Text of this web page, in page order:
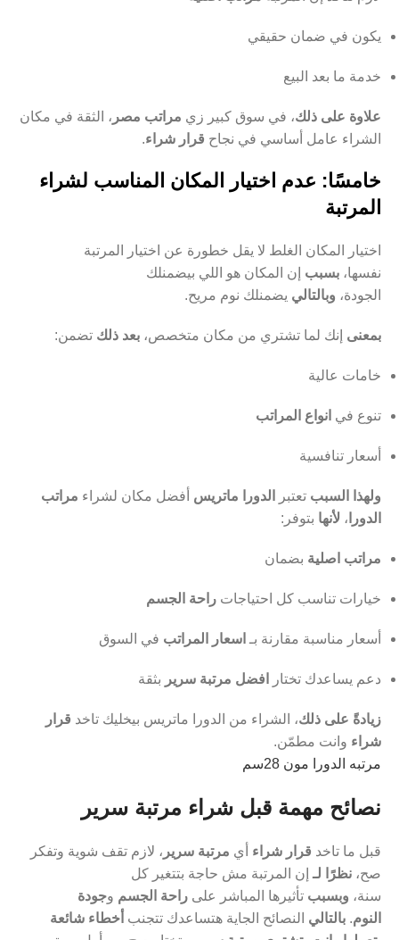
يكون في ضمان حقيقي
خدمة ما بعد البيع
علاوة على ذلك، في سوق كبير زي مراتب مصر ، الثقة في مكان
الشراء عامل أساسي في نجاح قرار شراء.
خامسًا: عدم اختيار المكان المناسب لشراء
المرتبة
اختيار المكان الغلط لا يقل خطورة عن اختيار المرتبة
نفسها، بسبب إن المكان هو اللي بيضمنلك
الجودة، وبالتالي يضمنلك نوم مريح.
بمعنى إنك لما تشتري من مكان متخصص، بعد ذلك تضمن:
خامات عالية
تنوع في انواع المراتب
أسعار تنافسية
ولهذا السبب تعتبر الدورا ماتريس أفضل مكان لشراء مراتب
الدورا ، لأنها بتوفر:
مراتب اصلية بضمان
خيارات تناسب كل احتياجات راحة الجسم
أسعار مناسبة مقارنة بـ اسعار المراتب في السوق
دعم يساعدك تختار افضل مرتبة سرير بثقة
زيادةً على ذلك، الشراء من الدورا ماتريس بيخليك تاخد قرار
شراء وانت مطمّن.
مرتبه الدورا مون 28سم
نصائح مهمة قبل شراء مرتبة سرير
قبل ما تاخد قرار شراء أي مرتبة سرير ، لازم تقف شوية وتفكر
صح، نظرًا لـ إن المرتبة مش حاجة بتتغير كل
سنة، وبسبب تأثيرها المباشر على راحة الجسم وجودة
النوم. بالتالي النصائح الجاية هتساعدك تتجنب أخطاء شائعة